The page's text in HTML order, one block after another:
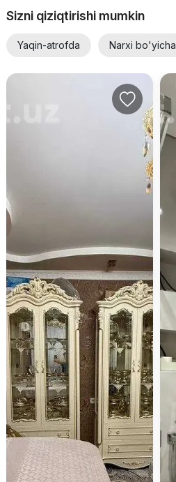
Sizni qiziqtirishi mumkin
Yaqin-atrofda Narxi bo'yicha